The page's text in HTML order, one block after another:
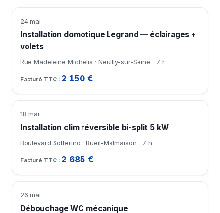
24 mai
Installation domotique Legrand — éclairages +
volets
Rue Madeleine Michelis · Neuilly-sur-Seine 7 h
2 150 €
18 mai
Installation clim réversible bi-split 5 kW
Boulevard Solferino · Rueil-Malmaison 7 h
2 685 €
26 mai
Débouchage WC mécanique